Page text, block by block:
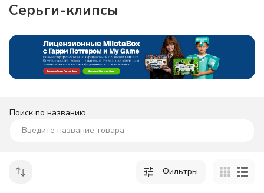
Серьги-клипсы
Поиск по названию
Фильтры